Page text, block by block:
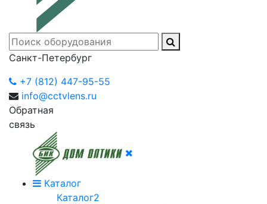
Санкт-Петербург
+7 (812) 447-95-55
info@cctvlens.ru
Обратная
связь
Каталог
Каталог2